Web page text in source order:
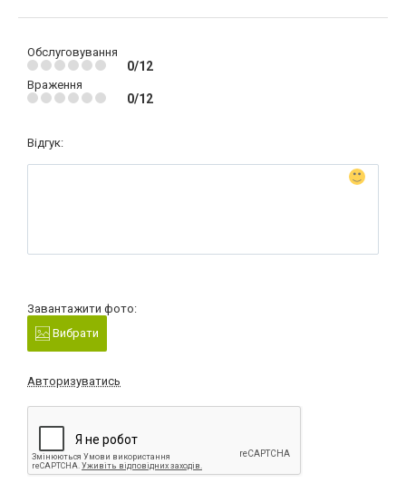
Обслуговування
0/12
Враження
0/12
Відгук:
Завантажити фото:
Вибрати
Авторизуватись